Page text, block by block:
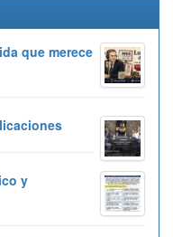
que merece
y